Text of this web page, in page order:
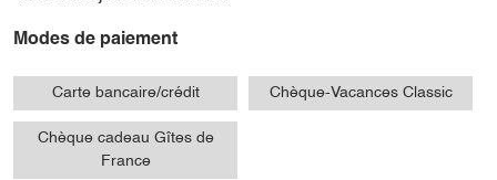
Modes de paiement
Carte bancaire/crédit Chèque-Vacances Classic
Chèque cadeau Gîtes de
France